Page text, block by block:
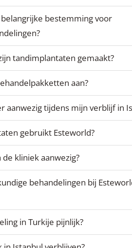
bestemming voor
tandimplantaten gemaakt?
aan?
aanwezig tijdens mijn verblijf in
gebruikt Esteworld?
kliniek aanwezig?
behandelingen bij
in Turkije pijnlijk?